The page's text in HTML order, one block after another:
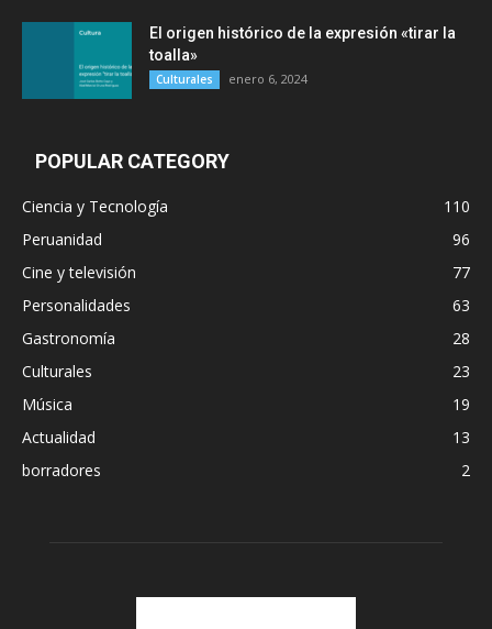
El origen histórico de la expresión «tirar la
toalla»
Culturales enero 6, 2024
POPULAR CATEGORY
Ciencia y Tecnología
110
Peruanidad
96
Cine y televisión
77
Personalidades
63
Gastronomía
28
Culturales
23
Música
19
Actualidad
13
borradores
2